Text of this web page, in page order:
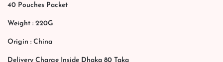
40 Pouches Packet
Weight : 220G
Origin : China
Delivery Charge Inside Dhaka 80 Taka